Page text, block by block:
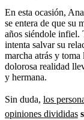
En esta ocasión,
se entera de que su
años siéndole infiel.
intenta salvar su
marcha atrás y
dolorosa realidad
y hermana.
Sin duda, los
opiniones divididas